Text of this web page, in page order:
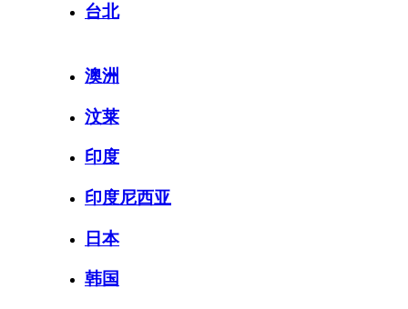
台北
澳洲
汶莱
印度
印度尼西亚
日本
韩国